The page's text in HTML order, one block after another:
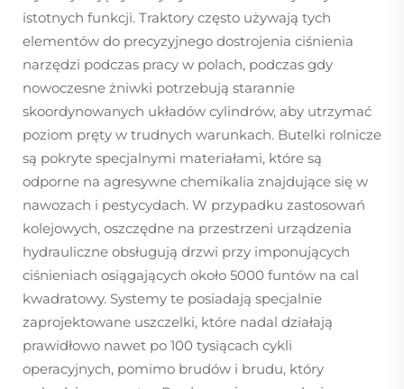
istotnych funkcji. Traktory często używają tych
elementów do precyzyjnego dostrojenia ciśnienia
narzędzi podczas pracy w polach, podczas gdy
nowoczesne żniwki potrzebują starannie
skoordynowanych układów cylindrów, aby utrzymać
poziom pręty w trudnych warunkach. Butelki rolnicze
są pokryte specjalnymi materiałami, które są
odporne na agresywne chemikalia znajdujące się w
nawozach i pestycydach. W przypadku zastosowań
kolejowych, oszczędne na przestrzeni urządzenia
hydrauliczne obsługują drzwi przy imponujących
ciśnieniach osiągających około 5000 funtów na cal
kwadratowy. Systemy te posiadają specjalnie
zaprojektowane uszczelki, które nadal działają
prawidłowo nawet po 100 tysiącach cykli
operacyjnych, pomimo brudów i brudu, który